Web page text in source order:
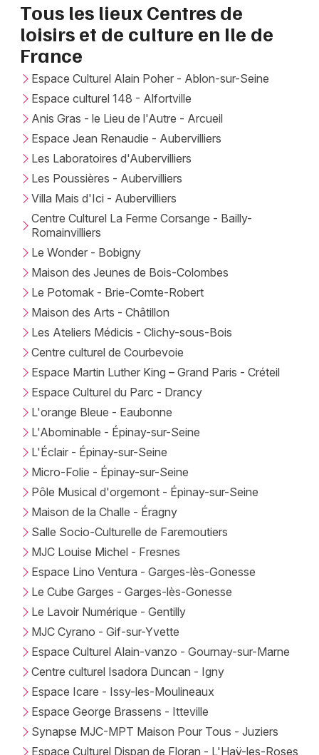
Tous les lieux Centres de
loisirs et de culture en Ile de
France
Espace Culturel Alain Poher - Ablon-sur-Seine
Espace culturel 148 - Alfortville
Anis Gras - le Lieu de l'Autre - Arcueil
Espace Jean Renaudie - Aubervilliers
Les Laboratoires d'Aubervilliers
Les Poussières - Aubervilliers
Villa Mais d'Ici - Aubervilliers
Centre Culturel La Ferme Corsange - Bailly-
Romainvilliers
Le Wonder - Bobigny
Maison des Jeunes de Bois-Colombes
Le Potomak - Brie-Comte-Robert
Maison des Arts - Châtillon
Les Ateliers Médicis - Clichy-sous-Bois
Centre culturel de Courbevoie
Espace Martin Luther King – Grand Paris - Créteil
Espace Culturel du Parc - Drancy
L'orange Bleue - Eaubonne
L'Abominable - Épinay-sur-Seine
L'Éclair - Épinay-sur-Seine
Micro-Folie - Épinay-sur-Seine
Pôle Musical d'orgemont - Épinay-sur-Seine
Maison de la Challe - Éragny
Salle Socio-Culturelle de Faremoutiers
MJC Louise Michel - Fresnes
Espace Lino Ventura - Garges-lès-Gonesse
Le Cube Garges - Garges-lès-Gonesse
Le Lavoir Numérique - Gentilly
MJC Cyrano - Gif-sur-Yvette
Espace Culturel Alain-vanzo - Gournay-sur-Marne
Centre culturel Isadora Duncan - Igny
Espace Icare - Issy-les-Moulineaux
Espace George Brassens - Itteville
Synapse MJC-MPT Maison Pour Tous - Juziers
Espace Culturel Dispan de Floran - L'Haÿ-les-Roses